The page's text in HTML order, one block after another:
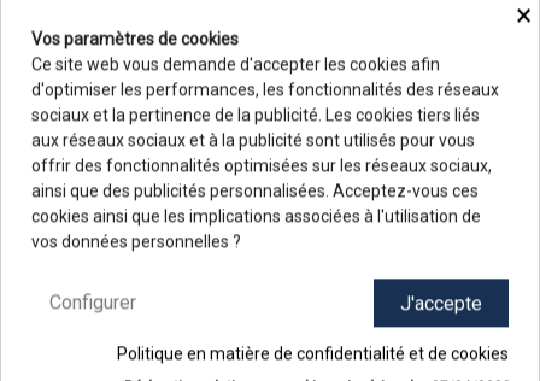
Avec la finition blanche du corps, votre marquage
publicitaire sera parfaitement mise en évidence avec une
couleur d'impression tranchée. Le design et l'originalité du
stylo attireront les regards ce qui ne manquera pas
séduire vos cibles.
Voici un stylo publicitaire qui autorise une large diffusion
avec un excellent rapport qualité prix malgré son
mécanisme rotatif twist qui est en en général l'apanage de
Encre bleue.
×
Vos paramètres de cookies
Ce site web vous demande d'accepter les cookies afin
d'optimiser les performances, les fonctionnalités des réseaux
sociaux et la pertinence de la publicité. Les cookies tiers liés
aux réseaux sociaux et à la publicité sont utilisés pour vous
offrir des fonctionnalités optimisées sur les réseaux sociaux,
ainsi que des publicités personnalisées. Acceptez-vous ces
cookies ainsi que les implications associées à l'utilisation de
vos données personnelles ?
J'accepte
Configurer
Politique en matière de confidentialité et de cookies